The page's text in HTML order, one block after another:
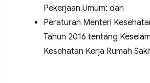
Pekerjaan Umum; dan
Peraturan Menteri
Tahun 2016 tentang
Kesehatan Kerja Rumah